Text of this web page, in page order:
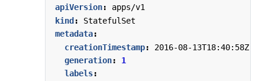
apiVersion:
apps/v1
kind :
StatefulSet
metadata:
creationTimestamp:
2016-08-13T18:40:58Z
generation:
1
labels: